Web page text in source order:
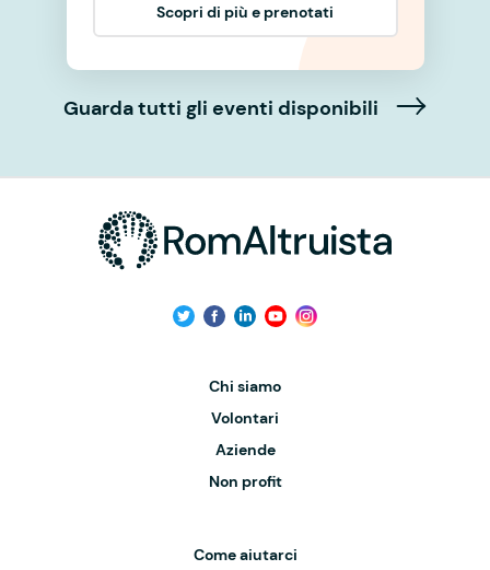
Scopri di più e prenotati
Guarda tutti gli eventi disponibili
Chi siamo
Volontari
Aziende
Non profit
Come aiutarci